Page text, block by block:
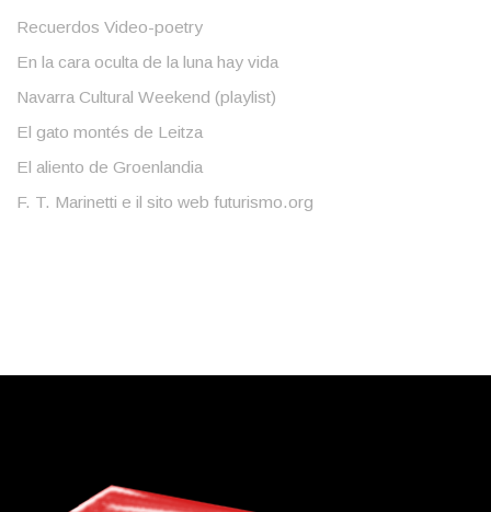
Recuerdos Video-poetry
En la cara oculta de la luna hay vida
Navarra Cultural Weekend (playlist)
El gato montés de Leitza
El aliento de Groenlandia
F. T. Marinetti e il sito web futurismo.org